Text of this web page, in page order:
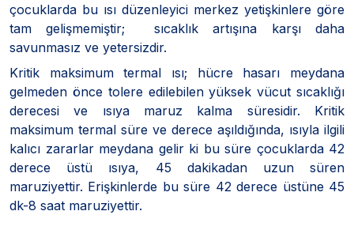
çocuklarda bu ısı düzenleyici merkez yetişkinlere göre
tam gelişmemiştir; sıcaklık artışına karşı daha
savunmasız ve yetersizdir.
Kritik maksimum termal ısı; hücre hasarı meydana
gelmeden önce tolere edilebilen yüksek vücut sıcaklığı
derecesi ve ısıya maruz kalma süresidir. Kritik
maksimum termal süre ve derece aşıldığında, ısıyla ilgili
kalıcı zararlar meydana gelir ki bu süre çocuklarda 42
derece üstü ısıya, 45 dakikadan uzun süren
maruziyettir. Erişkinlerde bu süre 42 derece üstüne 45
dk-8 saat maruziyettir.